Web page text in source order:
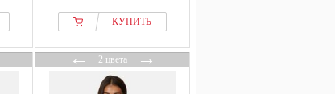
КУПИТЬ
←2 цвета→